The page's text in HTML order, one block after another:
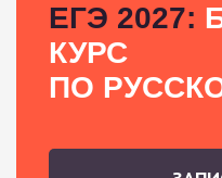
ЕГЭ 2027:
КУРС
ПО